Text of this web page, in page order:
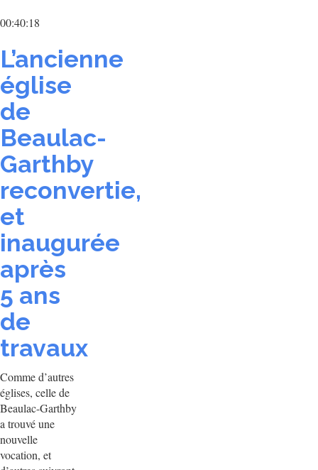
00:40:18
L’ancienne
église
de
Beaulac-
Garthby
reconvertie,
et
inaugurée
après
5 ans
de
travaux
Comme d’autres
églises, celle de
Beaulac-Garthby
a trouvé une
nouvelle
vocation, et